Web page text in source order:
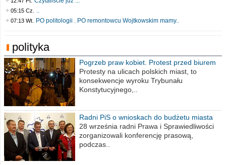
05:15 Cz. ..
07:13 Wt. PO politologii . PO remontowcu Wojtkowskim mamy..
polityka
Pogrzeb praw kobiet. Protest przed biurem
poselskim PiS
Protesty na ulicach polskich miast, to
konsekwencje wyroku Trybunału
Konstytucyjnego,..
Radni PiS o wnioskach do budżetu miasta
na 2021 rok
28 września radni Prawa i Sprawiedliwości
zorganizowali konferencję prasową,
podczas..